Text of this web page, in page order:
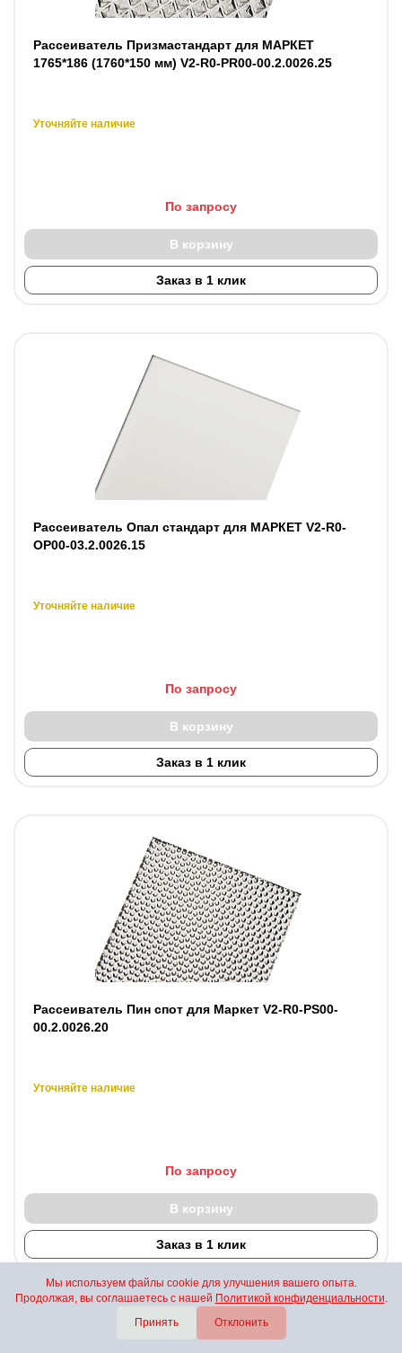
Рассеиватель Призмастандарт для МАРКЕТ
1765*186 (1760*150 мм) V2-R0-PR00-00.2.0026.25
Уточняйте наличие
По запросу
В корзину
Заказ в 1 клик
Рассеиватель Опал стандарт для МАРКЕТ V2-R0-
OP00-03.2.0026.15
Уточняйте наличие
По запросу
В корзину
Заказ в 1 клик
Рассеиватель Пин спот для Маркет V2-R0-PS00-
00.2.0026.20
Уточняйте наличие
По запросу
В корзину
Заказ в 1 клик
Мы используем файлы cookie для улучшения вашего опыта.
Продолжая, вы соглашаетесь с нашей Политикой конфиденциальности.
Принять
Отклонить